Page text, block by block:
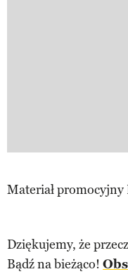
Materiał promocyjny
Dziękujemy, że
Bądź na bieżąco!